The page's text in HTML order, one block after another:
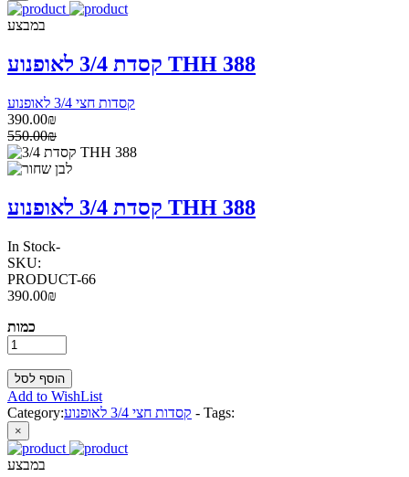
במבצע
קסדת 3/4 לאופנוע THH 388
קסדות חצי 3/4 לאופנוע
390.00₪
550.00₪
קסדת 3/4 לאופנוע THH 388
In Stock-
SKU:
PRODUCT-66
390.00₪
כמות
Add to WishList
Category:
קסדות חצי 3/4 לאופנוע - Tags:
×
במבצע